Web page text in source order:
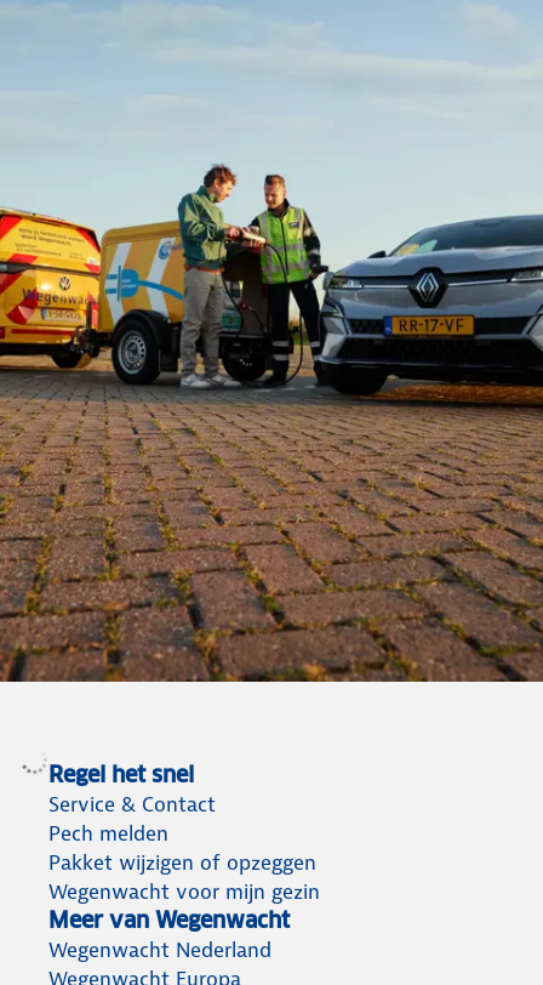
met de Wegenwacht
met Wegenwacht is de beste pechhulp altijd
dichtbij
Naar de Wegenwacht pakketten
Regel het snel
Service & Contact
Pech melden
Pakket wijzigen of opzeggen
Wegenwacht voor mijn gezin
Meer van Wegenwacht
Wegenwacht Nederland
Wegenwacht Europa